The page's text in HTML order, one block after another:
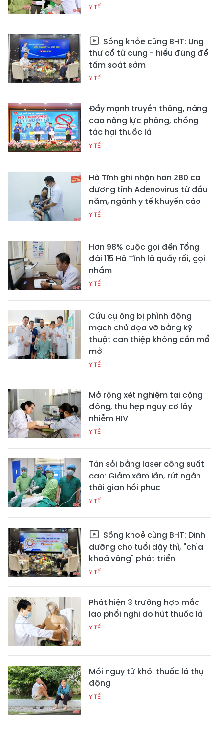
Y TẾ
Sống khỏe cùng BHT: Ung
thư cổ tử cung - hiểu đúng để
tầm soát sớm
Y TẾ
Đẩy mạnh truyền thông, nâng
cao năng lực phòng, chống
tác hại thuốc lá
Y TẾ
Hà Tĩnh ghi nhận hơn 280 ca
dương tính Adenovirus từ đầu
năm, ngành y tế khuyến cáo
Y TẾ
Hơn 98% cuộc gọi đến Tổng
đài 115 Hà Tĩnh là quấy rối, gọi
nhầm
Y TẾ
Cứu cụ ông bị phình động
mạch chủ dọa vỡ bằng kỹ
thuật can thiệp không cần mổ
mở
Y TẾ
Mở rộng xét nghiệm tại cộng
đồng, thu hẹp nguy cơ lây
nhiễm HIV
Y TẾ
Tán sỏi bằng laser công suất
cao: Giảm xâm lấn, rút ngắn
thời gian hồi phục
Y TẾ
Sống khoẻ cùng BHT: Dinh
dưỡng cho tuổi dậy thì, "chìa
khoá vàng" phát triển
Y TẾ
Phát hiện 3 trường hợp mắc
lao phổi nghi do hút thuốc lá
Y TẾ
Mối nguy từ khói thuốc lá thụ
động
Y TẾ